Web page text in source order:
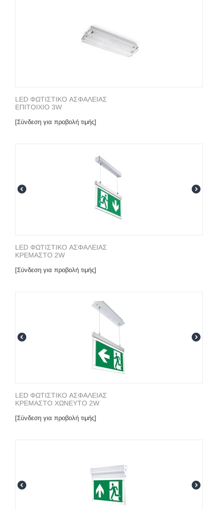
LED ΦΩΤΙΣΤΙΚΟ ΑΣΦΑΛΕΙΑΣ
ΕΠΙΤΟΙΧΙΟ 3W
[Σύνδεση για προβολή τιμής]
LED ΦΩΤΙΣΤΙΚΟ ΑΣΦΑΛΕΙΑΣ
ΚΡΕΜΑΣΤΟ 2W
[Σύνδεση για προβολή τιμής]
LED ΦΩΤΙΣΤΙΚΟ ΑΣΦΑΛΕΙΑΣ
ΚΡΕΜΑΣΤΟ ΧΩΝΕΥΤΟ 2W
[Σύνδεση για προβολή τιμής]